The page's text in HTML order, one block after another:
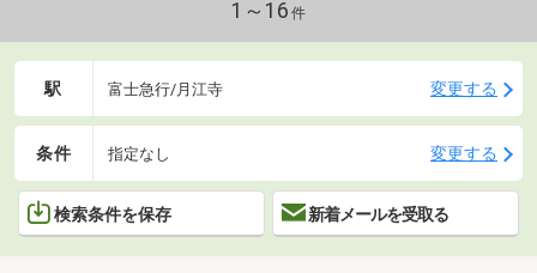
1～16 件
駅 富士急行/月江寺 変更する
条件 指定なし 変更する
検索条件を保存 新着メールを受取る